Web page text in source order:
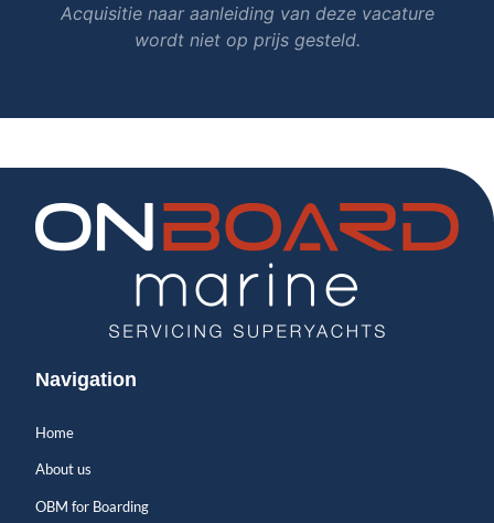
Acquisitie naar aanleiding van deze vacature
wordt niet op prijs gesteld.
Navigation
Home
About us
OBM for Boarding